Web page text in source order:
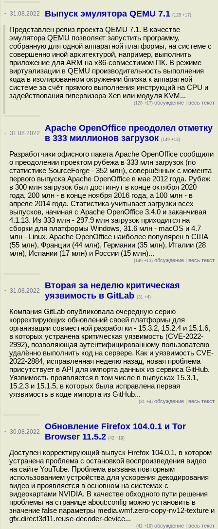
· 31.08.2022 Выпуск эмулятора QEMU 7.1 (128 +17)
Представлен релиз проекта QEMU 7.1. В качестве
эмулятора QEMU позволяет запустить программу,
собранную для одной аппаратной платформы, на системе с
совершенно иной архитектурой, например, выполнить
приложение для ARM на x86-совместимом ПК. В режиме
виртуализации в QEMU производительность выполнения
кода в изолированном окружении близка к аппаратной
системе за счёт прямого выполнения инструкций на CPU и
задействования гипервизора Xen или модуля KVM...
(128 +17) обсуждение | весь текст
· 31.08.2022
Apache OpenOffice преодолел отметку
в 333 миллионов загрузок (149 +13)
Разработчики офисного пакета Apache OpenOffice сообщили
о преодолении проектом рубежа в 333 млн загрузок (по
статистике SourceForge - 352 млн), совершённых с момента
первого выпуска Apache OpenOffice в мае 2012 года. Рубеж
в 300 млн загрузок был достигнут в конце октября 2020
года, 200 млн - в конце ноября 2016 года, а 100 млн - в
апреле 2014 года. Статистика учитывает загрузки всех
выпусков, начиная с Apache OpenOffice 3.4.0 и заканчивая
4.1.13. Из 333 млн - 297.9 млн загрузок приходится на
сборки для платформы Windows, 31.6 млн - macOS и 4.7
млн - Linux. Apache OpenOffice наиболее популярен в США
(55 млн), Франции (44 млн), Германии (35 млн), Италии (28
млн), Испании (17 млн) и России (15 млн)...
(149 +13) обсуждение | весь текст
· 31.08.2022
Вторая за неделю критическая
уязвимость в GitLab (31 +4)
Компания GitLab опубликовала очередную серию
корректирующих обновлений своей платформы для
организации совместной разработки - 15.3.2, 15.2.4 и 15.1.6,
в которых устранена критическая уязвимость (CVE-2022-
2992), позволяющая аутентифицированному пользователю
удалённо выполнить код на сервере. Как и уязвимость CVE-
2022-2884, исправленная неделю назад, новая проблема
присутствует в API для импорта данных из сервиса GitHub.
Уязвимость проявляется в том числе в выпусках 15.3.1,
15.2.3 и 15.1.5, в которых была исправлена первая
уязвимость в коде импорта из GitHub...
(31 +4) обсуждение | весь текст
· 30.08.2022
Обновление Firefox 104.0.1 и Tor
Browser 11.5.2 (42 +19)
Доступен корректирующий выпуск Firefox 104.0.1, в котором
устранена проблема с остановкой воспроизведения видео
на сайте YouTube. Проблема вызвана повторным
использованием устройства для ускорения декодирования
видео и проявляется в основном на системах с
видеокартами NVIDIA. В качестве обходного пути решения
проблемы на странице about:config можно установить в
значение false параметры media.wmf.zero-copy-nv12-texture и
gfx.direct3d11.reuse-decoder-device...
(42 +19) обсуждение | весь текст